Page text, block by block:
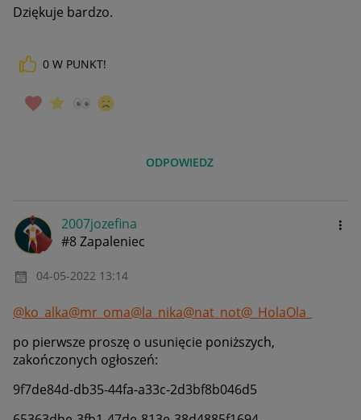
Dziękuje bardzo.
0 W PUNKT!
ODPOWIEDZ
2007jozefina
#8 Zapaleniec
‎04-05-2022 13:14
@ko_alka@mr_oma@la_nika@nat_not@_HolaOla_
po pierwsze proszę o usunięcie poniższych,
zakończonych ogłoszeń:
9f7de84d-db35-44fa-a33c-2d3bf8b046d5